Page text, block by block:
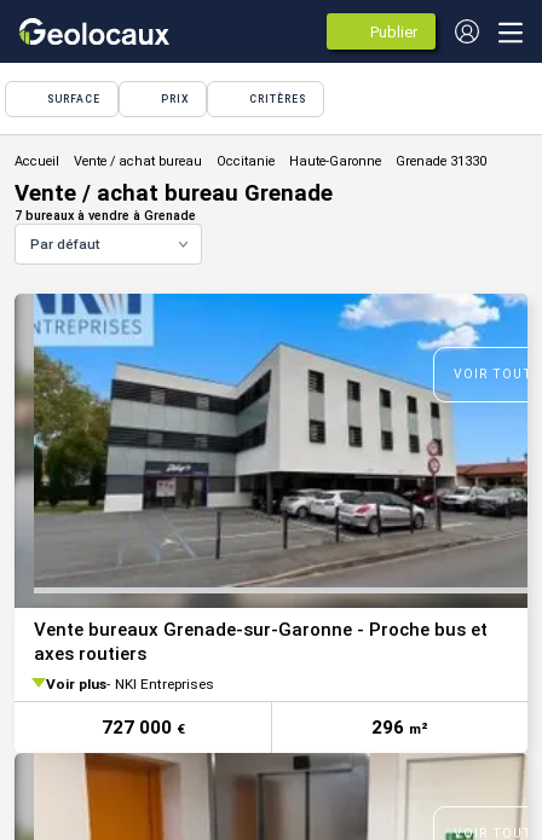
Publier
des
annonces
SURFACE PRIX CRITÈRES
Vente / achat bureau
Vente / achat bureau Grenade
7 bureaux à vendre à Grenade
Par défaut
VOIR
Vente bureaux Grenade-sur-Garonne - Proche bus et
axes routiers
Voir plus NKI Entreprises
727 000 € 296 m²
VOIR